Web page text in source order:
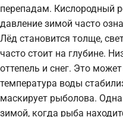
перепадам. Кислородный
давление зимой часто
Лёд становится толще,
часто стоит на глубине.
оттепель и снег. Это
температура воды
маскирует рыболова.
зимой, когда рыба